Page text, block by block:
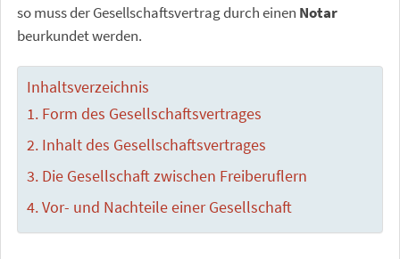
so muss der Gesellschaftsvertrag durch einen Notar
beurkundet werden.
Inhaltsverzeichnis
Form des Gesellschaftsvertrages
Inhalt des Gesellschaftsvertrages
Die Gesellschaft zwischen Freiberuflern
Vor- und Nachteile einer Gesellschaft